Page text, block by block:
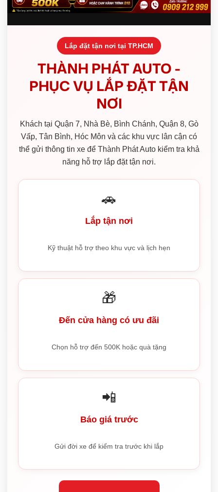
Lắp đặt tận nơi tại TP.HCM
THÀNH PHÁT AUTO -
PHỤC VỤ LẮP ĐẶT TẬN
NƠI
Khách tại Quận 7, Nhà Bè, Bình Chánh, Quận 8, Gò
Vấp, Tân Bình, Hóc Môn và các khu vực lân cận có
thể gửi thông tin xe để Thành Phát Auto kiểm tra khả
năng hỗ trợ lắp đặt tận nơi.
🚗
Lắp tận nơi
Kỹ thuật hỗ trợ theo khu vực và lịch hẹn
🎁
Đến cửa hàng có ưu đãi
Chọn hỗ trợ đến 500K hoặc quà tặng
📲
Báo giá trước
Gửi đời xe để kiểm tra trước khi lắp